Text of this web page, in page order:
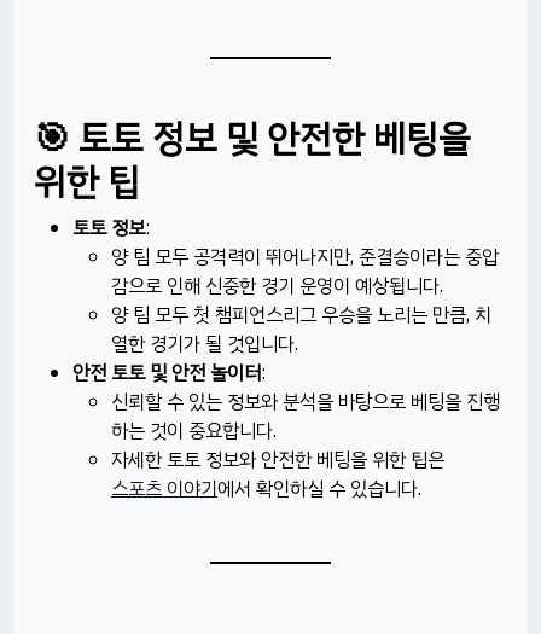
🎯 토토 정보 및 안전한 베팅을
위한 팁
토토 정보:
양 팀 모두 공격력이 뛰어나지만, 준결승이라는 중압
감으로 인해 신중한 경기 운영이 예상됩니다.
양 팀 모두 첫 챔피언스리그 우승을 노리는 만큼, 치
열한 경기가 될 것입니다.​
안전 토토 및 안전 놀이터:
신뢰할 수 있는 정보와 분석을 바탕으로 베팅을 진행
하는 것이 중요합니다.
자세한 토토 정보와 안전한 베팅을 위한 팁은
스포츠 이야기에서 확인하실 수 있습니다.​